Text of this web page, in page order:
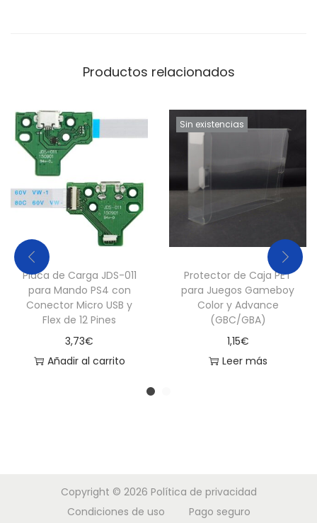
Productos relacionados
Placa de Carga JDS-011
para Mando PS4 con
Conector Micro USB y
Flex de 12 Pines
3,73€
Añadir al carrito
Sin existencias
Protector de Caja PET
para Juegos Gameboy
Color y Advance
(GBC/GBA)
1,15€
Leer más
Copyright © 2026 Política de privacidad
Condiciones de uso
Pago seguro